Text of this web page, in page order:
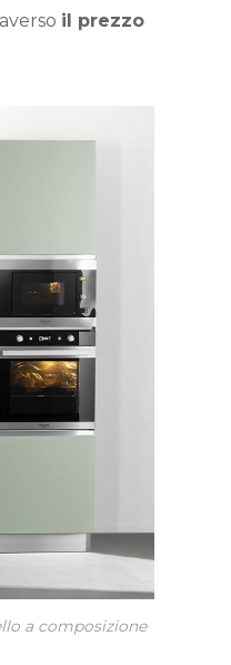
il prezzo
a composizione